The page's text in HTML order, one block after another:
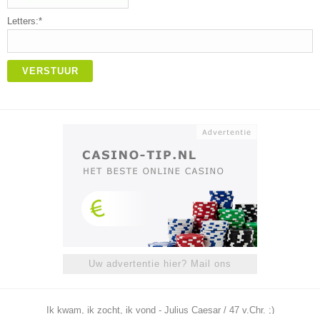
Letters:*
VERSTUUR
Uw advertentie hier? Mail ons
Ik kwam, ik zocht, ik vond - Julius Caesar / 47 v.Chr. ;)